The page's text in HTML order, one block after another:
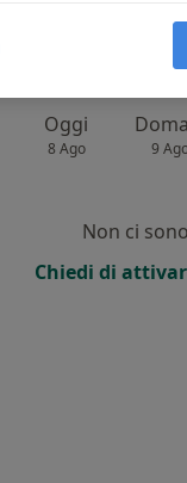
Oggi
8 Ago 9
Non ci
Chiedi di